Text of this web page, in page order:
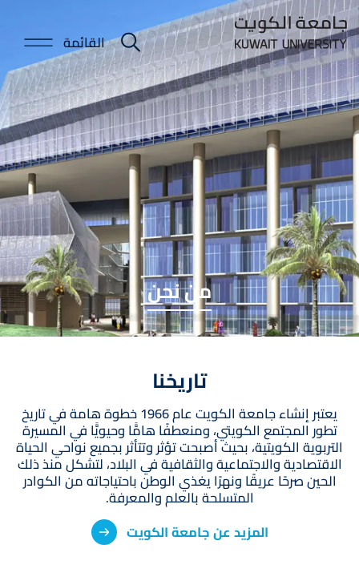
Skip
to
main
content
E-
Portal
القائمة
من نحن
تاريخنا
يعتبر إنشاء جامعة الكويت عام 1966 خطوة هامة في تاريخ
تطور المجتمع الكويتي، ومنعطفًا هامًّا وحيويًّا في المسيرة
التربوية الكويتية، بحيث أصبحت تؤثر وتتأثر بجميع نواحي الحياة
الاقتصادية والاجتماعية والثقافية في البلاد، لتشكل منذ ذلك
الحين صرحًا عريقًا ونهرًا يغذي الوطن باحتياجاته من الكوادر
المتسلحة بالعلم والمعرفة.
المزيد عن جامعة الكويت